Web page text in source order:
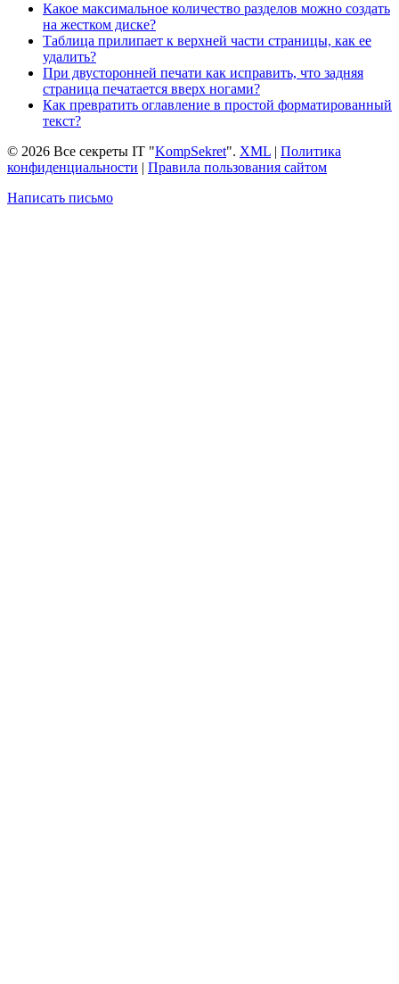
Какое максимальное количество разделов можно создать
на жестком диске?
Таблица прилипает к верхней части страницы, как ее
удалить?
При двусторонней печати как исправить, что задняя
страница печатается вверх ногами?
Как превратить оглавление в простой форматированный
текст?
© 2026 Все секреты IT "KompSekret". XML | Политика
конфиденциальности | Правила пользования сайтом
Написать письмо